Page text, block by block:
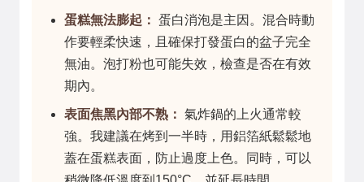
蛋糕無法膨起： 蛋白消泡是主因。混合時動
作要輕柔快速，且確保打發蛋白的盆子完全
無油。泡打粉也可能失效，檢查是否在有效
期內。
表面焦黑內部不熟： 氣炸鍋的上火通常較
強。我建議在烤到一半時，用鋁箔紙鬆鬆地
蓋在蛋糕表面，防止過度上色。同時，可以